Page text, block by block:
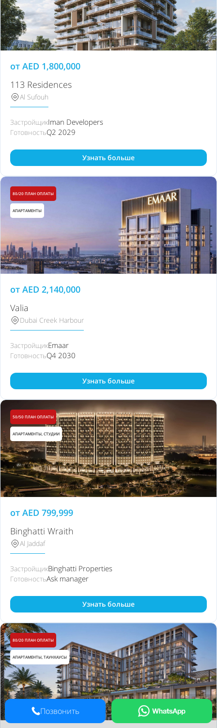
от AED 1,800,000
113 Residences
Al Sufouh
ЗастройщикIman Developers
ГотовностьQ2 2029
Узнать больше
80/20 ПЛАН ОПЛАТЫ
АПАРТАМЕНТЫ
от AED 2,140,000
Valia
Dubai Creek Harbour
ЗастройщикEmaar
ГотовностьQ4 2030
Узнать больше
50/50 ПЛАН ОПЛАТЫ
АПАРТАМЕНТЫ, СТУДИИ
от AED 799,999
Binghatti Wraith
Al Jaddaf
ЗастройщикBinghatti Properties
ГотовностьAsk manager
Узнать больше
80/20 ПЛАН ОПЛАТЫ
АПАРТАМЕНТЫ, ТАУНХАУСЫ
Позвонить